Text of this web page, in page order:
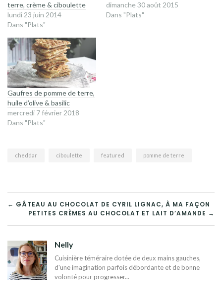
terre, crème & ciboulette
lundi 23 juin 2014
Dans "Plats"
dimanche 30 août 2015
Dans "Plats"
Gaufres de pomme de terre,
huile d’olive & basilic
mercredi 7 février 2018
Dans "Plats"
cheddar ciboulette featured pomme de terre
NAVIGATION
DE
L’ARTICLE
← GÂTEAU AU CHOCOLAT DE CYRIL LIGNAC, À MA FAÇON
PETITES CRÈMES AU CHOCOLAT ET LAIT D’AMANDE →
Nelly
Cuisinière téméraire dotée de deux mains gauches,
d'une imagination parfois débordante et de bonne
volonté pour progresser...